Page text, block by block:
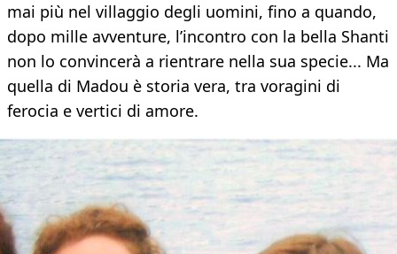
mai più nel villaggio degli uomini, fino a quando,
dopo mille avventure, l’incontro con la bella Shanti
non lo convincerà a rientrare nella sua specie... Ma
quella di Madou è storia vera, tra voragini di
ferocia e vertici di amore.